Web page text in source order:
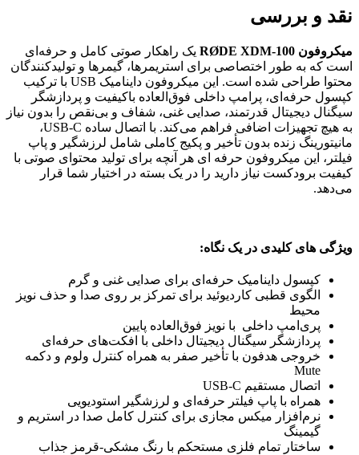
نقد و بررسی
میکروفون RØDE XDM-100 یک راهکار صوتی کامل و حرفه‌ای
است که به طور اختصاصی برای استریمرها، گیمرها و تولیدکنندگان
محتوا طراحی شده است. این میکروفون داینامیک USB با ترکیب
کپسول حرفه‌ای، پرامپ داخلی فوق‌العاده باکیفیت و پردازشگر
سیگنال دیجیتال قدرتمند، صدایی غنی، شفاف و بی‌نقص را بدون نیاز
به هیچ تجهیزات اضافی فراهم می‌کند. با اتصال ساده USB-C،
مانیتورینگ زنده بدون تأخیر و پکیج کاملی شامل لرزشگیر و پاپ
فیلتر، این میکروفون حرفه ای هر آنچه برای تولید محتوای صوتی با
کیفیت برودکست نیاز دارید را در یک بسته در اختیار شما قرار
می‌دهد.
ویژگی های کلیدی در یک نگاه:
کپسول داینامیک حرفه‌ای برای صدایی غنی و گرم
الگوی قطبی کاردیوئید برای تمرکز بر روی صدا و حذف نویز
محیط
پری‌امپ داخلی با نویز فوق‌العاده پایین
پردازشگر سیگنال دیجیتال داخلی با افکت‌های حرفه‌ای
خروجی هدفون با تأخیر صفر به همراه کنترل ولوم و دکمه
Mute
اتصال مستقیم USB-C
همراه با پاپ فیلتر حرفه‌ای و لرزشگیر استودیویی
نرم‌افزار میکس مجازی برای کنترل کامل صدا در استریم و
گیمینگ
ساختار تمام فلزی مستحکم با رنگ مشکی-قرمز جذاب